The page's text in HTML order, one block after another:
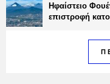
Ηφαίστειο
επιστροφή